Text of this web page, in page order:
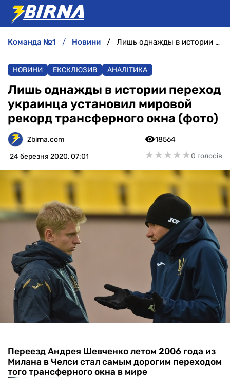
АНАЛІТИКА
ІНТЕРВ'Ю
РІЗНЕ
БУКМЕКЕРИ
команда №1 новини Лишь однажды в истории переход украинца установил мировой рекорд трансферного окна (фото)
НОВИНИ ЕКСКЛЮЗИВ АНАЛІТИКА
Лишь однажды в истории переход
украинца установил мировой
рекорд трансферного окна (фото)
Zbirna.com
24 березня 2020, 07:01
18564
★★★★★
★★★★★0 голосів
Переезд Андрея Шевченко летом 2006 года из
Милана в Челси стал самым дорогим переходом
того трансферного окна в мире